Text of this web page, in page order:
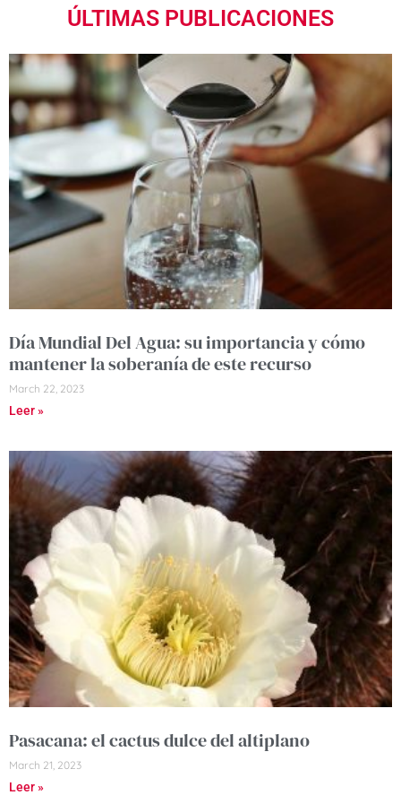
ÚLTIMAS PUBLICACIONES
Día Mundial Del Agua: su importancia y cómo
mantener la soberanía de este recurso
March 22, 2023
Leer »
Pasacana: el cactus dulce del altiplano
March 21, 2023
Leer »